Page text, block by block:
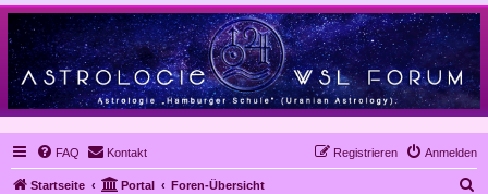
FAQ Kontakt Anmelden
Registrieren
Startseite Portal Foren-Übersicht